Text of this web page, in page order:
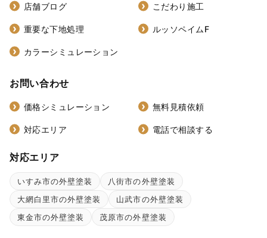
店舗ブログ こだわり施工
重要な下地処理 ルッソペイムF
カラーシミュレーション
お問い合わせ
価格シミュレーション 無料見積依頼
対応エリア 電話で相談する
対応エリア
いすみ市の外壁塗装
八街市の外壁塗装
大網白里市の外壁塗装
山武市の外壁塗装
東金市の外壁塗装
茂原市の外壁塗装